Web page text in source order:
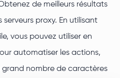
de meilleurs résultats
proxy. En utilisant
vous pouvez utiliser en
automatiser les actions,
nombre de caractères